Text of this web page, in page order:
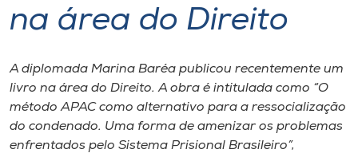
Atendimento ao Estudante
Portal de Ensino
A
na área do Direito
A diplomada Marina Baréa publicou recentemente um
livro na área do Direito. A obra é intitulada como “O
método APAC como alternativo para a ressocialização
do condenado. Uma forma de amenizar os problemas
enfrentados pelo Sistema Prisional Brasileiro”,